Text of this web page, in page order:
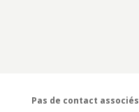
Pas de contact associés